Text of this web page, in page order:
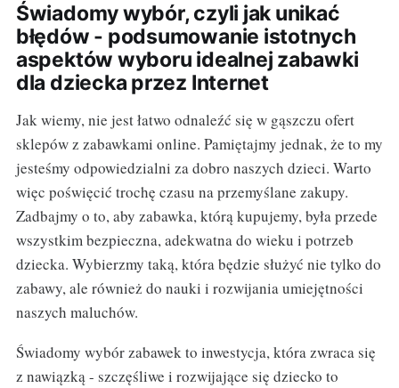
Świadomy wybór, czyli jak unikać
błędów - podsumowanie istotnych
aspektów wyboru idealnej zabawki
dla dziecka przez Internet
Jak wiemy, nie jest łatwo odnaleźć się w gąszczu ofert
sklepów z zabawkami online. Pamiętajmy jednak, że to my
jesteśmy odpowiedzialni za dobro naszych dzieci. Warto
więc poświęcić trochę czasu na przemyślane zakupy.
Zadbajmy o to, aby zabawka, którą kupujemy, była przede
wszystkim bezpieczna, adekwatna do wieku i potrzeb
dziecka. Wybierzmy taką, która będzie służyć nie tylko do
zabawy, ale również do nauki i rozwijania umiejętności
naszych maluchów.
Świadomy wybór zabawek to inwestycja, która zwraca się
z nawiązką - szczęśliwe i rozwijające się dziecko to